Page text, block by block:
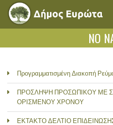
NO
Προγραμματισμένη Διακοπή
ΠΡΟΣΛΗΨΗ ΠΡΟΣΩΠΙΚΟΥ ΜΕ
ΟΡΙΣΜΕΝΟΥ ΧΡΟΝΟΥ
ΕΚΤΑΚΤΟ ΔΕΛΤΙΟ